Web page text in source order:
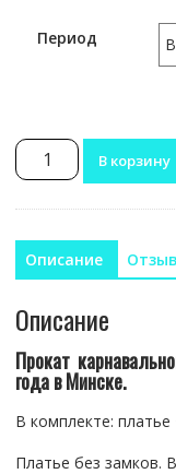
Период
Количество
товара
"Принцесса
Лягушка"
4
В корзину
Описание
Описание
Прокат
года в Минске.
В комплекте: платье
Платье без замков.